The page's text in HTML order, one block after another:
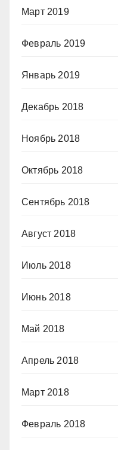
Март 2019
Февраль 2019
Январь 2019
Декабрь 2018
Ноябрь 2018
Октябрь 2018
Сентябрь 2018
Август 2018
Июль 2018
Июнь 2018
Май 2018
Апрель 2018
Март 2018
Февраль 2018